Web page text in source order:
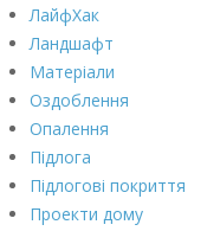
ЛайфХак
Ландшафт
Матеріали
Оздоблення
Опалення
Підлога
Підлогові покриття
Проекти дому